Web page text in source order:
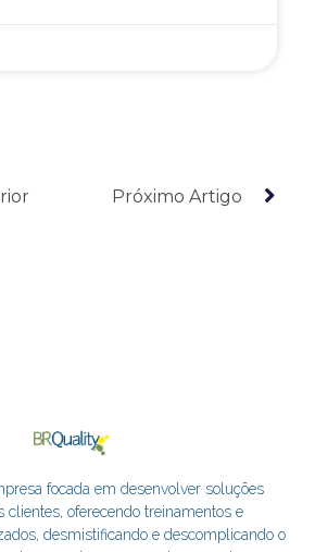
Próximo Artigo
focada em desenvolver soluções
clientes, oferecendo treinamentos e
desmistificando e descomplicando o